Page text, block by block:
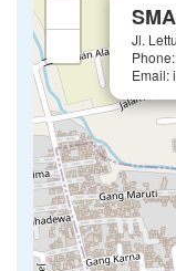
Jl.
Email: